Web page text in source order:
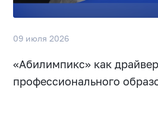
09 июля 2026
«Абилимпикс» как
профессионального